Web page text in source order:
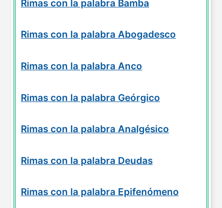
Rimas con la palabra Bamba
Rimas con la palabra Abogadesco
Rimas con la palabra Anco
Rimas con la palabra Geórgico
Rimas con la palabra Analgésico
Rimas con la palabra Deudas
Rimas con la palabra Epifenómeno